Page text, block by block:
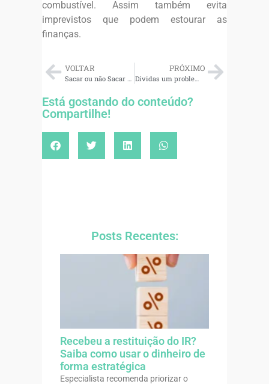
combustível. Assim também evita
imprevistos que podem estourar as
finanças.
VOLTAR PRÓXIMO
Dívidas um problema ou solução? 5 passos para dominá-las.
Está gostando do conteúdo?
Compartilhe!
Posts Recentes:
Recebeu a restituição do IR?
Saiba como usar o dinheiro de
forma estratégica
Especialista recomenda priorizar o